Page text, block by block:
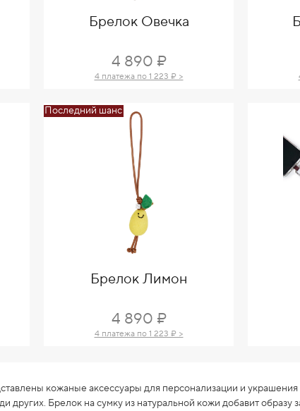
Брелок Овечка
4 890 ₽
4 платежа по 1 223 ₽ >
Последний шанс
Брелок Лимон
4 890 ₽
4 платежа по 1 223 ₽ >
кожаные аксессуары для персонализации и
других. Брелок на сумку из натуральной кожи добавит